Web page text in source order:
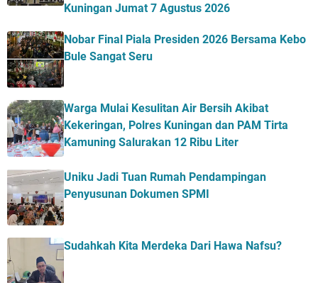
Kuningan Jumat 7 Agustus 2026
Nobar Final Piala Presiden 2026 Bersama Kebo
Bule Sangat Seru
Warga Mulai Kesulitan Air Bersih Akibat
Kekeringan, Polres Kuningan dan PAM Tirta
Kamuning Salurakan 12 Ribu Liter
Uniku Jadi Tuan Rumah Pendampingan
Penyusunan Dokumen SPMI
Sudahkah Kita Merdeka Dari Hawa Nafsu?